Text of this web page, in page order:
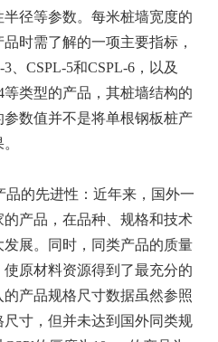
径等参数。每米桩墙宽度的
时需了解的一项主要指标，
、CSPL-5和CSPL-6，以及
等类型的产品，其桩墙结构的
数值并不是将单根钢板桩产
的先进性：近年来，国外一
产品，在品种、规格和技术
展。同时，同类产品的质量
原材料资源得到了最充分的
产品规格尺寸数据虽然参照
寸，但并未达到国外同类规